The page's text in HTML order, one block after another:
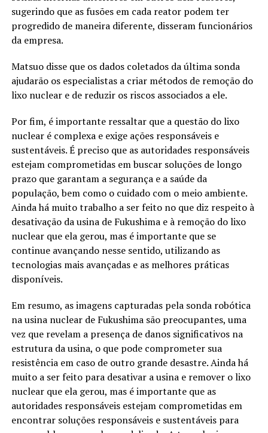
sugerindo que as fusões em cada reator podem ter
progredido de maneira diferente, disseram funcionários
da empresa.
Matsuo disse que os dados coletados da última sonda
ajudarão os especialistas a criar métodos de remoção do
lixo nuclear e de reduzir os riscos associados a ele.
Por fim, é importante ressaltar que a questão do lixo
nuclear é complexa e exige ações responsáveis e
sustentáveis. É preciso que as autoridades responsáveis
estejam comprometidas em buscar soluções de longo
prazo que garantam a segurança e a saúde da
população, bem como o cuidado com o meio ambiente.
Ainda há muito trabalho a ser feito no que diz respeito à
desativação da usina de Fukushima e à remoção do lixo
nuclear que ela gerou, mas é importante que se
continue avançando nesse sentido, utilizando as
tecnologias mais avançadas e as melhores práticas
disponíveis.
Em resumo, as imagens capturadas pela sonda robótica
na usina nuclear de Fukushima são preocupantes, uma
vez que revelam a presença de danos significativos na
estrutura da usina, o que pode comprometer sua
resistência em caso de outro grande desastre. Ainda há
muito a ser feito para desativar a usina e remover o lixo
nuclear que ela gerou, mas é importante que as
autoridades responsáveis estejam comprometidas em
encontrar soluções responsáveis e sustentáveis para